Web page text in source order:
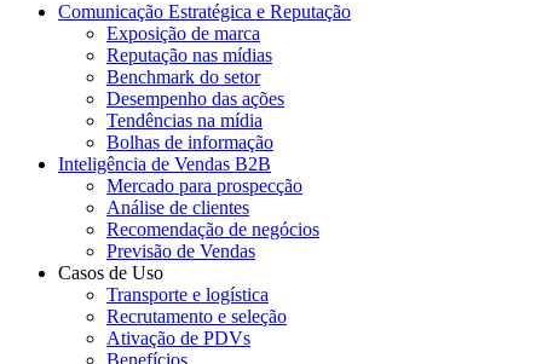
Comunicação Estratégica e Reputação
Exposição de marca
Reputação nas mídias
Benchmark do setor
Desempenho das ações
Tendências na mídia
Bolhas de informação
Inteligência de Vendas B2B
Mercado para prospecção
Análise de clientes
Recomendação de negócios
Previsão de Vendas
Casos de Uso
Transporte e logística
Recrutamento e seleção
Ativação de PDVs